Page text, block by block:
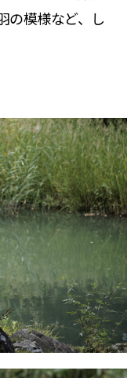
の模様など、し